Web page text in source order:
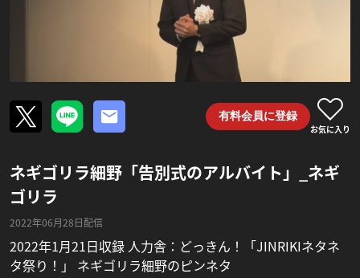
有料会員に登録
お気に入り
ネギゴリラ細野「告別式のアルバイト」_ネギ
ゴリラ
2022年06月28日配信
2022年1月21日収録 人力舎：どっきん！「JINRIKIネタネ
タ祭り！」 ネギゴリラ細野のピンネタ